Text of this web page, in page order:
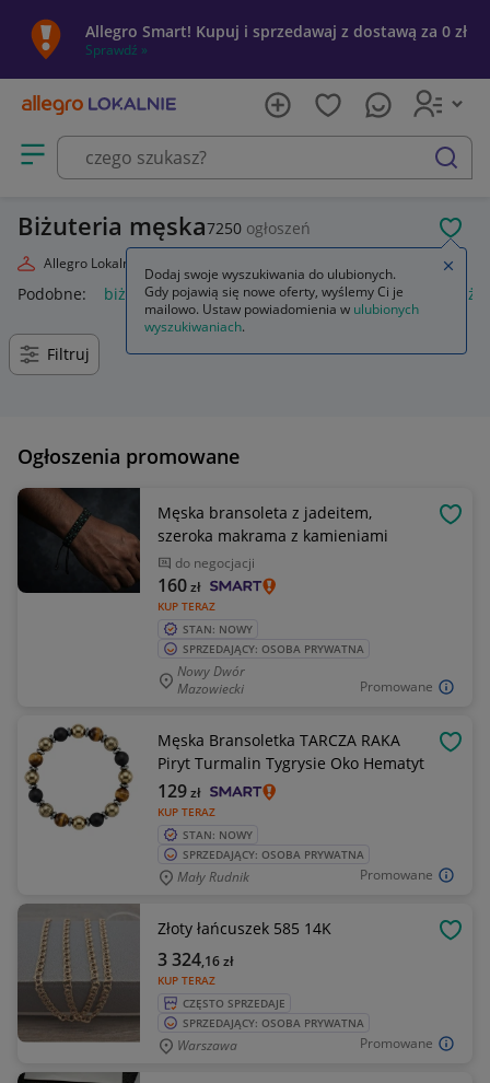
Allegro Smart! Kupuj i sprzedawaj z dostawą za 0 zł
Sprawdź »
Otwórz menu z kategoriami
szukaj
Biżuteria męska7250 ogłoszeń
Allegro Lokalnie
Podobne: biżuteria męska biżuteria miedziana męska
Filtruj
Ogłoszenia promowane
Promowane
Męska bransoleta z jadeitem,
szeroka makrama z kamieniami
do negocjacji
KUP TERAZ
160zł
STAN: NOWY
SPRZEDAJĄCY: OSOBA PRYWATNA
Nowy Dwór
Mazowiecki
Promowane
Męska Bransoletka TARCZA RAKA
Piryt Turmalin Tygrysie Oko Hematyt
KUP TERAZ
129zł
STAN: NOWY
SPRZEDAJĄCY: OSOBA PRYWATNA
Mały Rudnik
Promowane
Złoty łańcuszek 585 14K
KUP TERAZ
3 324,16zł
CZĘSTO SPRZEDAJE
SPRZEDAJĄCY: OSOBA PRYWATNA
Warszawa
Dodaj swoje wyszukiwania do ulubionych.
Gdy pojawią się nowe oferty, wyślemy Ci je
mailowo. Ustaw powiadomienia w ulubionych
wyszukiwaniach.